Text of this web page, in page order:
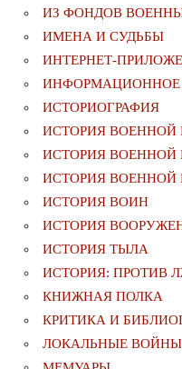
ИЗ ФОНДОВ
ИМЕНА И СУДЬБЫ
ИНТЕРНЕТ-
ИНФОРМАЦИОННОЕ
ИСТОРИОГРАФИЯ
ИСТОРИЯ
ИСТОРИЯ ВОЕННОЙ
ИСТОРИЯ ВОЕННОЙ
ИСТОРИЯ ВОИН
ИСТОРИЯ
ИСТОРИЯ ТЫЛА
ИСТОРИЯ: ПРОТИВ
КНИЖНАЯ ПОЛКА
КРИТИКА И
ЛОКАЛЬНЫЕ ВОЙНЫ